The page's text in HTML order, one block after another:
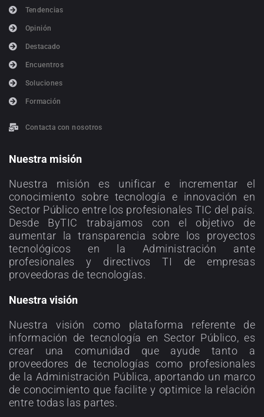
Tendencias
Opinión
Destacado
Encuentros
Soluciones
Formación
Contacta con nosotros
Nuestra misión
Nuestra misión es unificar e incrementar el
conocimiento sobre tecnología e innovación en
Sector Público entre los profesionales TIC del país.
Desde ByTIC trabajamos con el objetivo de
aumentar la transparencia sobre los proyectos
tecnológicos en la Administración ante
profesionales y directivos TI de empresas
proveedoras de tecnologías.
Nuestra visión
Nuestra visión como plataforma referente de
información de tecnología en Sector Público, es
crear una comunidad que ayude tanto a
proveedores de tecnologías como profesionales
de la Administración Pública, aportando un marco
de conocimiento que facilite y optimice la relación
entre todas las partes.